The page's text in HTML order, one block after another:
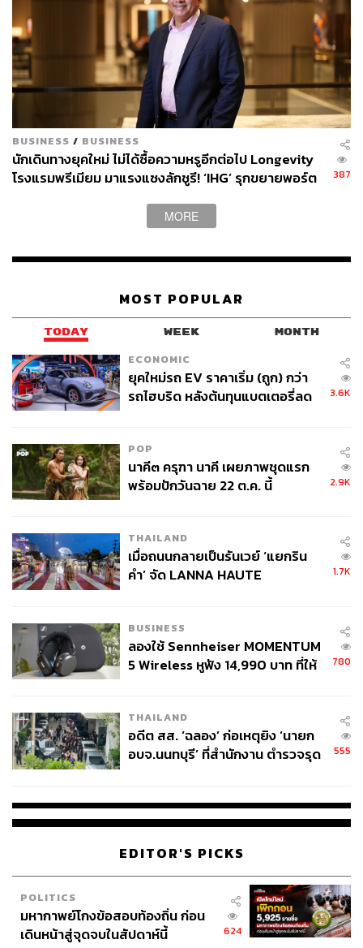
568
ABOUT THE AUTHOR
พลอยจันทร์ สุขคง
Senior Content Creator ประจำกองไลฟ์สไตล์
สำนักข่าว THE STANDARD
BUSINESS / BUSINESS
นักเดินทางยุคใหม่ ไม่ได้ซื้อความหรูอีกต่อไป Longevity
โรงแรมพรีเมียม มาแรงแซงลักชูรี! ‘IHG’ รุกขยายพอร์ต
387
MORE
MOST POPULAR
TODAY WEEK MONTH
ECONOMIC
ยุคใหม่รถ EV ราคาเริ่ม (ถูก) กว่า
รถไฮบริด หลังต้นทุนแบตเตอรี่ลด
3.6K
POP
นาคี๓ ครุฑา นาคี เผยภาพชุดแรก
พร้อมปักวันฉาย 22 ต.ค. นี้
2.9K
THAILAND
เมื่อถนนกลายเป็นรันเวย์ ‘แยกริน
คำ’ จัด LANNA HAUTE
1.7K
BUSINESS
ลองใช้ Sennheiser MOMENTUM
5 Wireless หูฟัง 14,990 บาท ที่ให้
780
THAILAND
อดีต สส. ‘ฉลอง’ ก่อเหตุยิง ‘นายก
อบจ.นนทบุรี’ ที่สำนักงาน ตำรวจรุด
555
EDITOR'S PICKS
POLITICS
มหากาพย์โกงข้อสอบท้องถิ่น ก่อน
เดินหน้าสู่จุดจบในสัปดาห์นี้
624